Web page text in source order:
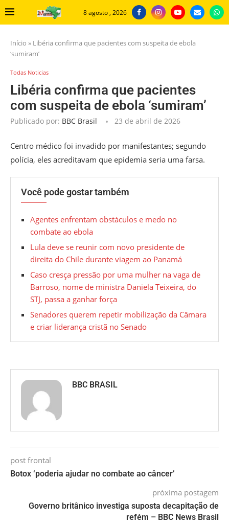
8 agosto , 2026
Início » Libéria confirma que pacientes com suspeita de ebola
‘sumiram’
Todas Noticias
Libéria confirma que pacientes
com suspeita de ebola ‘sumiram’
Publicado por: BBC Brasil 23 de abril de 2026
Centro médico foi invadido por manifestantes; segundo
polícia, eles acreditavam que epidemia seria uma farsa.
Você pode gostar também
Agentes enfrentam obstáculos e medo no
combate ao ebola
Lula deve se reunir com novo presidente de
direita do Chile durante viagem ao Panamá
Caso cresça pressão por uma mulher na vaga de
Barroso, nome de ministra Daniela Teixeira, do
STJ, passa a ganhar força
Senadores querem repetir mobilização da Câmara
e criar liderança cristã no Senado
BBC BRASIL
post frontal
Botox ‘poderia ajudar no combate ao câncer’
próxima postagem
Governo britânico investiga suposta decapitação de
refém – BBC News Brasil